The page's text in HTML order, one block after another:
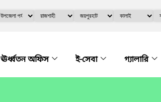
ঊর্ধ্বতন অফিস ই-সেবা গ্যালারি